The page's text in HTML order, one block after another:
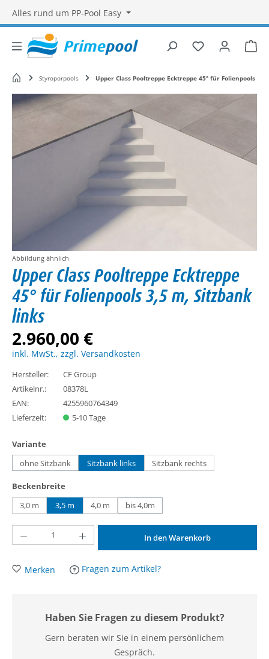
Alles rund um PP-Pool Easy
Du hast 0
StartseiteStyroporpools Upper Class Pooltreppe Ecktreppe 45° für Folienpools
Bildergalerie überspringen
Abbildung ähnlich
Upper Class Pooltreppe Ecktreppe
45° für Folienpools 3,5 m, Sitzbank
links
2.960,00 €
inkl. MwSt., zzgl. Versandkosten
Hersteller:
CF Group
Artikelnr.:
08378L
EAN:
4255960764349
Lieferzeit:
5-10 Tage
Variante
ohne Sitzbank(Diese Option ist zurzeit nicht verfügbar.)
Sitzbank links Sitzbank rechts
Beckenbreite
3,0 m
3,5 m 4,0 m bis 4,0m(Diese Option ist zurzeit nicht verfügbar.)
Produkt Anzahl: Gib den gewünschten Wert ein oder benutze die Schaltflächen
In den Warenkorb
Merken Fragen zum Artikel?
Haben Sie Fragen zu diesem Produkt?
Gern beraten wir Sie in einem persönlichem
Gespräch.